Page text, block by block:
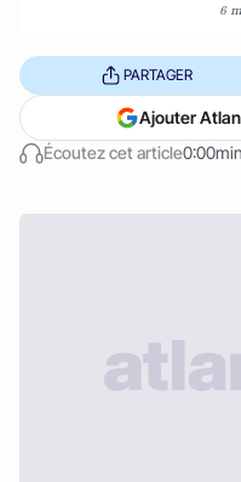
6
Écoutez cet article0:00min
PARTAGER
Ajouter